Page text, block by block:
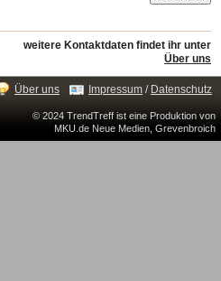
weitere Kontaktdaten findet ihr unter
Über uns
Über uns Impressum / Datenschutz
© 2024 TrendTreff ist eine Produktion von
MKU.de Neue Medien, Grevenbroich